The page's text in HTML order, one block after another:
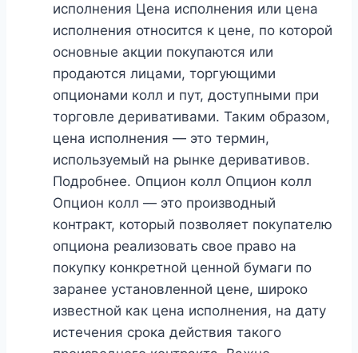
исполнения Цена исполнения или цена
исполнения относится к цене, по которой
основные акции покупаются или
продаются лицами, торгующими
опционами колл и пут, доступными при
торговле деривативами. Таким образом,
цена исполнения — это термин,
используемый на рынке деривативов.
Подробнее. Опцион колл Опцион колл
Опцион колл — это производный
контракт, который позволяет покупателю
опциона реализовать свое право на
покупку конкретной ценной бумаги по
заранее установленной цене, широко
известной как цена исполнения, на дату
истечения срока действия такого